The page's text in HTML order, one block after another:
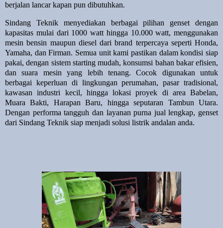
berjalan lancar kapan pun dibutuhkan.
Sindang Teknik menyediakan berbagai pilihan genset dengan
kapasitas mulai dari 1000 watt hingga 10.000 watt, menggunakan
mesin bensin maupun diesel dari brand terpercaya seperti Honda,
Yamaha, dan Firman. Semua unit kami pastikan dalam kondisi siap
pakai, dengan sistem starting mudah, konsumsi bahan bakar efisien,
dan suara mesin yang lebih tenang. Cocok digunakan untuk
berbagai keperluan di lingkungan perumahan, pasar tradisional,
kawasan industri kecil, hingga lokasi proyek di area Babelan,
Muara Bakti, Harapan Baru, hingga seputaran Tambun Utara.
Dengan performa tangguh dan layanan purna jual lengkap, genset
dari Sindang Teknik siap menjadi solusi listrik andalan anda.